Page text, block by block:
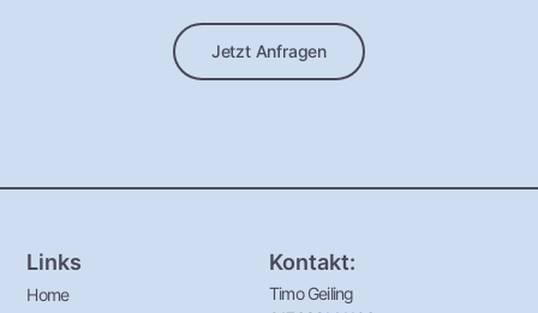
Jetzt Anfragen
Links
Home
Kontakt:
Timo Geiling